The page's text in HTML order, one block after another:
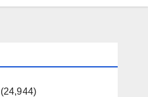
(24,944)